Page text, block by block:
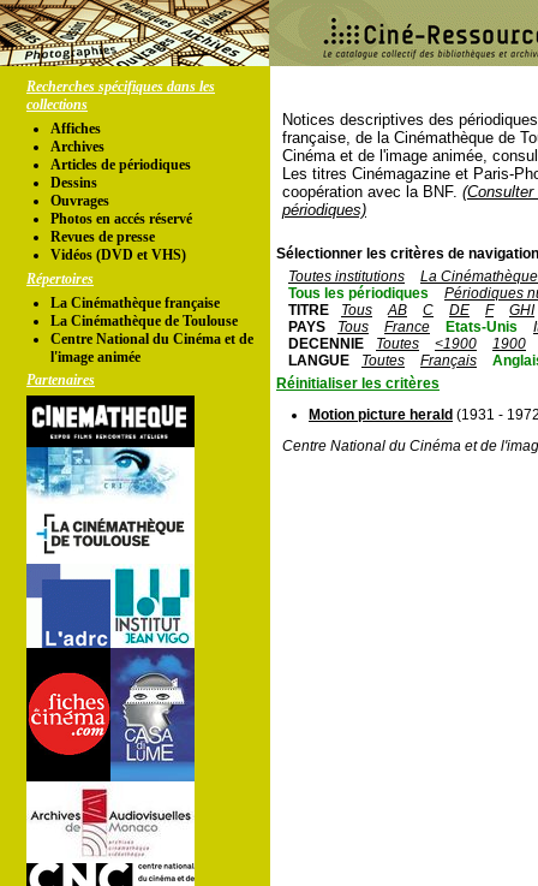
Recherches spécifiques dans les
collections
Affiches
Archives
Articles de périodiques
Dessins
Ouvrages
Photos en accés réservé
Revues de presse
Vidéos (DVD et VHS)
Répertoires
La Cinémathèque française
La Cinémathèque de Toulouse
Centre National du Cinéma et de
l'image animée
Partenaires
Notices descriptives des
française, de la Cinémathèque de
Cinéma et de l'image animée,
Les titres Cinémagazine et Paris-
coopération avec la BNF.
périodiques)
Sélectionner les critères de
Toutes institutions
La
Tous les périodiques
Périodiques
TITRE
Tous AB C DE F
GHI
PAYS
Tous France Etats-Unis
DECENNIE
Toutes <1900
1900
LANGUE
Toutes Français
Réinitialiser les critères
Motion picture herald (1931 -
Centre National du Cinéma et de